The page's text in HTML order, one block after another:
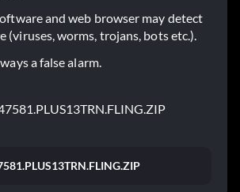
and web browser may detect
(viruses, worms, trojans, bots etc.).
a false alarm.